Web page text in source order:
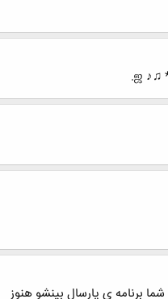
برنامه ی پارسال بینشو هنوز